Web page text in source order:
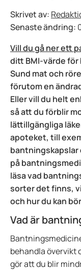
Skrivet av:
Senaste ändring:
Vill du gå ner ett
ditt BMI-värde för
Sund mat och
förutom en
Eller vill du helt
så att du förblir
lättillgängliga
apoteket, till
på
läsa vad
sorter det finns,
och hur du kan
Vad är
behandla övervikt
gör att du blir